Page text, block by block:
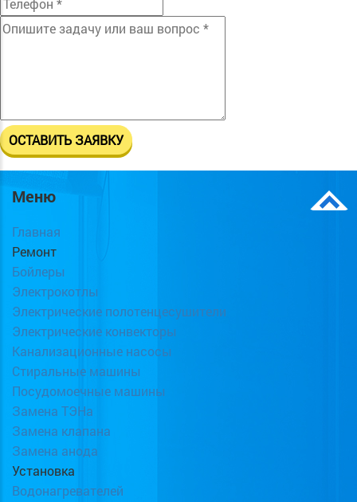
Меню
Главная
Ремонт
Бойлеры
Электрокотлы
Электрические полотенцесушители
Электрические конвекторы
Канализационные насосы
Стиральные машины
Посудомоечные машины
Замена ТЭНа
Замена клапана
Замена анода
Установка
Водонагревателей